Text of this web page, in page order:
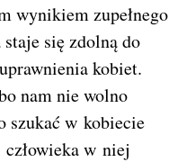
wynikiem zupełnego
się zdolną do
kobiet.
nam nie wolno
szukać w kobiecie
w niej